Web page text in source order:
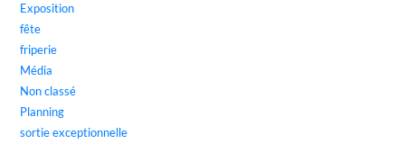
Exposition
fête
friperie
Média
Non classé
Planning
sortie exceptionnelle